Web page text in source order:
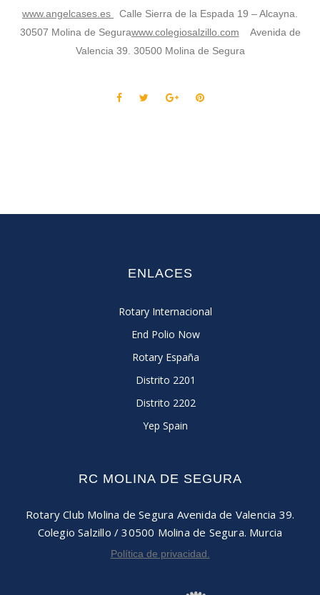
www.angelcases.es
Calle Sierra de la Espada 19 – Alcayna.
30507 Molina de Segurawww.colegiosalzillo.com
Avenida de
Valencia 39. 30500 Molina de Segura
ENLACES
Rotary Internacional
End Polio Now
Rotary España
Distrito 2201
Distrito 2202
Yep Spain
RC MOLINA DE SEGURA
Rotary Club Molina de Segura Avenida de Valencia 39.
Colegio Salzillo / 30500 Molina de Segura. Murcia
Política de privacidad.